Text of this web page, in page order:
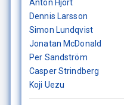
Anton Hjort
Dennis Larsson
Simon Lundqvist
Jonatan McDonald
Per Sandström
Casper Strindberg
Koji Uezu